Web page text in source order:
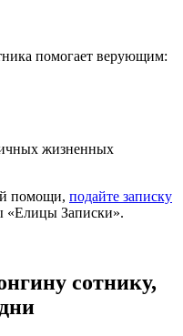
помогает верующим:
жизненных
помощи, подайте записку
Записки».
сотнику,